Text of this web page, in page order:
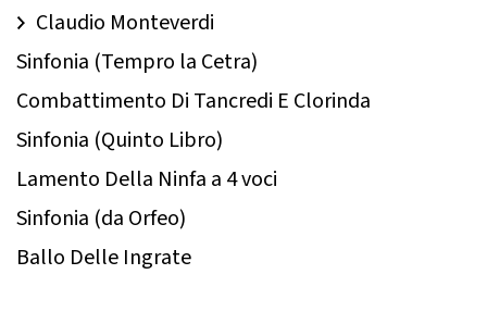
Claudio Monteverdi
Sinfonia (Tempro la Cetra)
Combattimento Di Tancredi E Clorinda
Sinfonia (Quinto Libro)
Lamento Della Ninfa a 4 voci
Sinfonia (da Orfeo)
Ballo Delle Ingrate